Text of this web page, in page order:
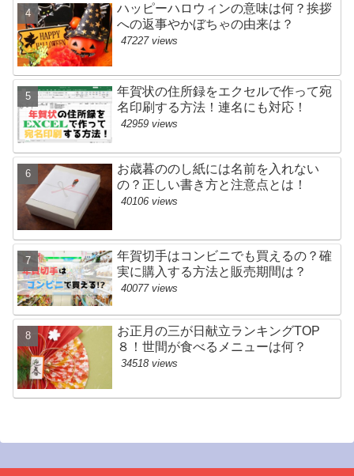
ハッピーハロウィンの意味は何？挨拶
への返事やかぼちゃの由来は？
47227 views
年賀状の住所録をエクセルで作って宛
名印刷する方法！連名にも対応！
42959 views
お歳暮ののし紙には名前を入れない
の？正しい書き方と注意点とは！
40106 views
年賀切手はコンビニでも買えるの？確
実に購入する方法と販売期間は？
40077 views
お正月の三が日献立ランキングTOP
８！世間が食べるメニューは何？
34518 views